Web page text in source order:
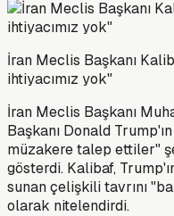
İran Meclis Başkanı
ihtiyacımız yok"
İran Meclis Başkanı
Başkanı Donald
müzakere talep ettiler"
gösterdi. Kalibaf,
sunan çelişkili tavrını
olarak nitelendirdi.